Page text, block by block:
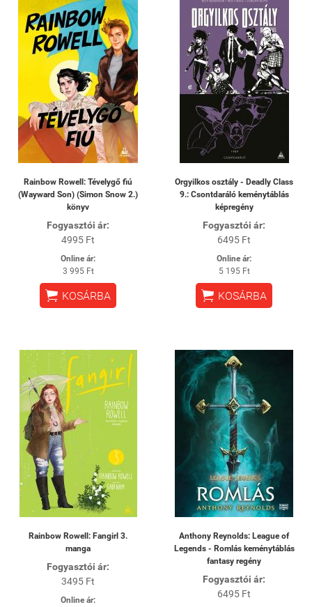
Rainbow Rowell: Tévelygő fiú
(Wayward Son) (Simon Snow 2.)
könyv
Fogyasztói ár:
4995 Ft
Online ár:
3 995 Ft
 KOSÁRBA
Orgyilkos osztály - Deadly Class
9.: Csontdaráló keménytáblás
képregény
Fogyasztói ár:
6495 Ft
Online ár:
5 195 Ft
 KOSÁRBA
Rainbow Rowell: Fangirl 3.
manga
Fogyasztói ár:
3495 Ft
Online ár:
Anthony Reynolds: League of
Legends - Romlás keménytáblás
fantasy regény
Fogyasztói ár:
6495 Ft